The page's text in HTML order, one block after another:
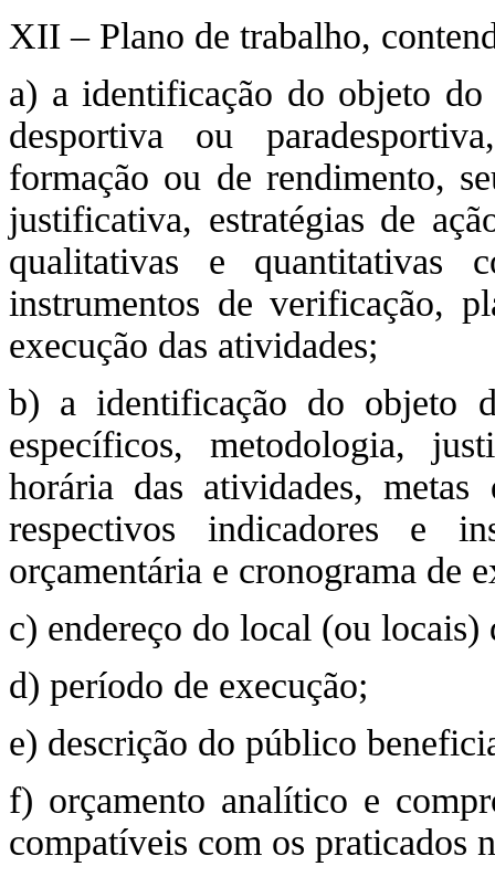
XII – Plano de trabalho,
a) a identificação do objeto do
desportiva ou
formação ou de rendimento,
justificativa, estratégias de
qualitativas e quantitativas
instrumentos de verificação,
execução das atividades;
b) a identificação do objeto
específicos, metodologia,
horária das atividades,
respectivos indicadores e
orçamentária e cronograma de
c) endereço do local (ou locais)
d) período de execução;
e) descrição do público
f) orçamento analítico e
compatíveis com os praticados